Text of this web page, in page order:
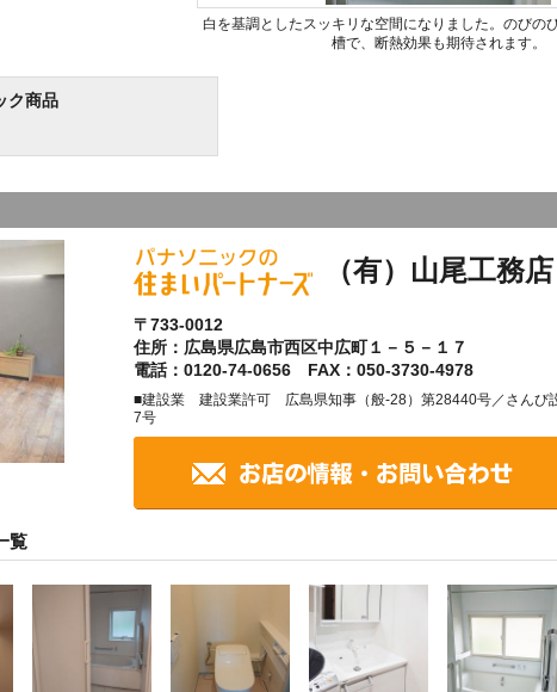
白を基調としたスッキリな空間になりました。のびの
槽で、断熱効果も期待されます。
ク商品
（有）山尾工務店
〒733-0012
住所：広島県広島市西区中広町１－５－１７
電話：0120-74-0656 FAX：050-3730-4978
■建設業 建設業許可 広島県知事（般-28）第28440号／さんび
7号
覧